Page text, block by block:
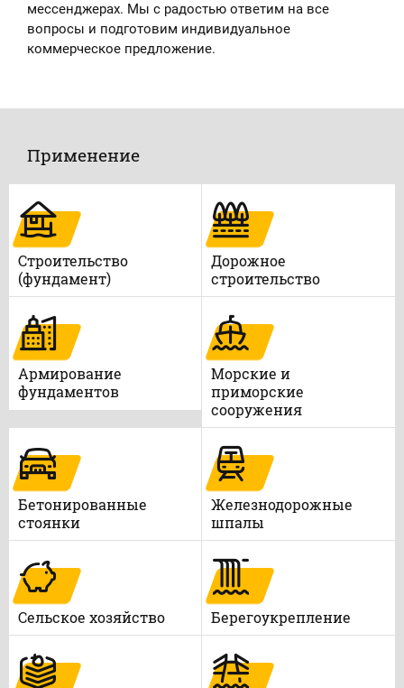
мессенджерах. Мы с радостью ответим на все
вопросы и подготовим индивидуальное
коммерческое предложение.
Применение
Строительство
(фундамент)
Дорожное
строительство
Армирование
фундаментов
Морские и
приморские
сооружения
Бетонированные
стоянки
Железнодорожные
шпалы
Сельское хозяйство Берегоукрепление